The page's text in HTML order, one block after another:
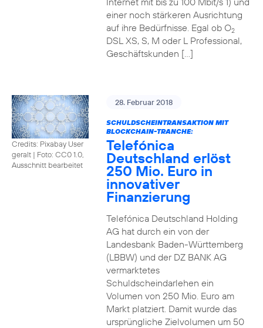
einer noch stärkeren Ausrichtung
auf ihre Bedürfnisse. Egal ob O2
DSL XS, S, M oder L Professional,
Geschäftskunden […]
Credits: Pixabay User
geralt | Foto: CC0 1.0,
Ausschnitt bearbeitet
28. Februar 2018
SCHULDSCHEINTRANSAKTION MIT
BLOCKCHAIN-TRANCHE:
Telefónica
Deutschland erlöst
250 Mio. Euro in
innovativer
Finanzierung
Telefónica Deutschland Holding
AG hat durch ein von der
Landesbank Baden-Württemberg
(LBBW) und der DZ BANK AG
vermarktetes
Schuldscheindarlehen ein
Volumen von 250 Mio. Euro am
Markt platziert. Damit wurde das
ursprüngliche Zielvolumen um 50